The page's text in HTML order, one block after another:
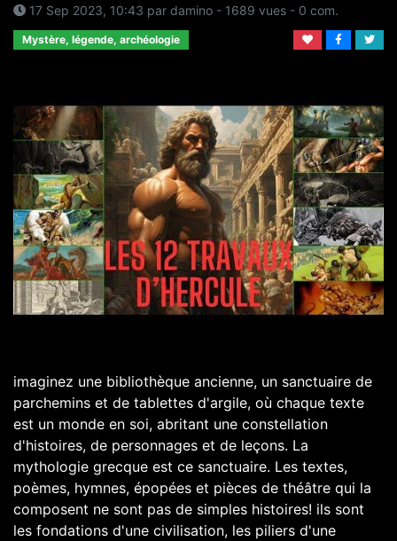
17 Sep 2023, 10:43 par damino - 1689 vues - 0 com.
Mystère, légende, archéologie
imaginez une bibliothèque ancienne, un sanctuaire de
parchemins et de tablettes d'argile, où chaque texte
est un monde en soi, abritant une constellation
d'histoires, de personnages et de leçons. La
mythologie grecque est ce sanctuaire. Les textes,
poèmes, hymnes, épopées et pièces de théâtre qui la
composent ne sont pas de simples histoires! ils sont
les fondations d'une civilisation, les piliers d'une